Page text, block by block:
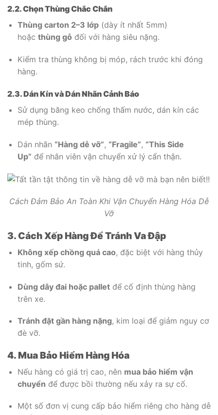
2.2. Chọn Thùng Chắc Chắn
Thùng carton 2–3 lớp(dày ít nhất 5mm)
hoặc thùng gỗ đối với hàng siêu nặng.
Kiểm tra thùng không bị móp, rách trước khi đóng
hàng.
2.3. Dán Kín và Dán Nhãn Cảnh Báo
Sử dụng băng keo chống thấm nước, dán kín các
mép thùng.
Dán nhãn “Hàng dễ vỡ”, “Fragile”, “This Side
Up” để nhân viên vận chuyển xử lý cẩn thận.
Cách Đảm Bảo An Toàn Khi Vận Chuyển Hàng Hóa Dễ
Vỡ
3. Cách Xếp Hàng Để Tránh Va Đập
Không xếp chồng quá cao, đặc biệt với hàng thủy
tinh, gốm sứ.
Dùng dây đai hoặc palletđể cố định thùng hàng
trên xe.
Tránh đặt gần hàng nặng, kim loại để giảm nguy cơ
đè vỡ.
4. Mua Bảo Hiểm Hàng Hóa
Nếu hàng có giá trị cao, nên mua bảo hiểm vận
chuyển để được bồi thường nếu xảy ra sự cố.
Một số đơn vị cung cấp bảo hiểm riêng cho hàng dễ